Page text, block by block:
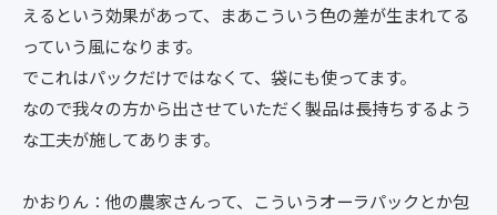
えるという効果があって、まあこういう色の差が生まれてる
っていう風になります。
でこれはパックだけではなくて、袋にも使ってます。
なので我々の方から出させていただく製品は長持ちするよう
な工夫が施してあります。
かおりん：他の農家さんって、こういうオーラパックとか包